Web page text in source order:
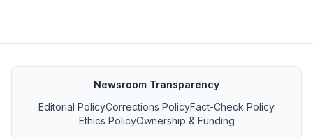
Newsroom Transparency
Editorial PolicyCorrections PolicyFact-Check Policy
Ethics PolicyOwnership & Funding